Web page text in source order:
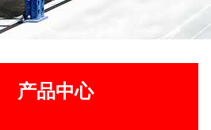
产品中心